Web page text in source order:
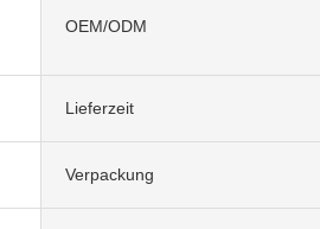
OEM/ODM
Lieferzeit
Verpackung